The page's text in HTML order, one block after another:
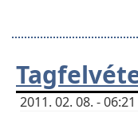
2011. 02. 08. -